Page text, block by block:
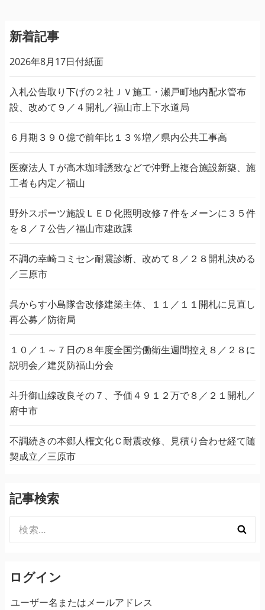
新着記事
2026年8月17日付紙面
入札公告取り下げの２社ＪＶ施工・瀬戸町地内配水管布
設、改めて９／４開札／福山市上下水道局
６月期３９０億で前年比１３％増／県内公共工事高
医療法人Ｔが高木珈琲誘致などで沖野上複合施設新築、施
工者も内定／福山
野外スポーツ施設ＬＥＤ化照明改修７件をメーンに３５件
を８／７公告／福山市建政課
不調の幸崎コミセン耐震診断、改めて８／２８開札決める
／三原市
呉からす小島隊舎改修建築主体、１１／１１開札に見直し
再公募／防衛局
１０／１～７日の８年度全国労働衛生週間控え８／２８に
説明会／建災防福山分会
斗升御山線改良その７、予価４９１２万で８／２１開札／
府中市
不調続きの本郷人権文化Ｃ耐震改修、見積り合わせ経て随
契成立／三原市
記事検索
索:
ログイン
ユーザー名またはメールアドレス